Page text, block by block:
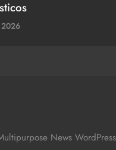
News